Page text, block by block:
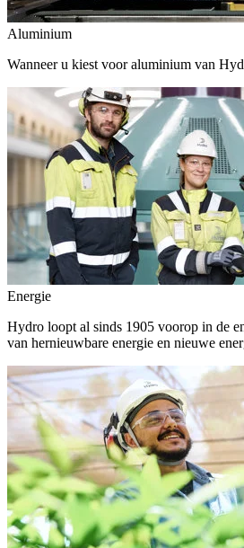
Aluminium
Wanneer u kiest voor aluminium van
Energie
Hydro loopt al sinds 1905 voorop in de
van hernieuwbare energie en nieuwe